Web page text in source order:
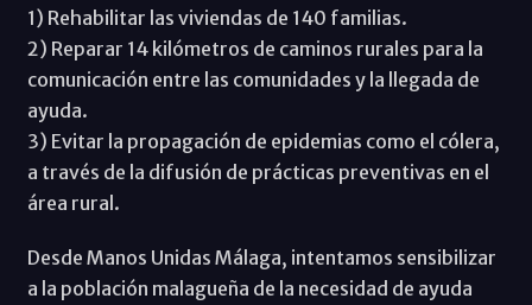
1) Rehabilitar las viviendas de 140 familias.
2) Reparar 14 kilómetros de caminos rurales para la
comunicación entre las comunidades y la llegada de
ayuda.
3) Evitar la propagación de epidemias como el cólera,
a través de la difusión de prácticas preventivas en el
área rural.
Desde Manos Unidas Málaga, intentamos sensibilizar
a la población malagueña de la necesidad de ayuda